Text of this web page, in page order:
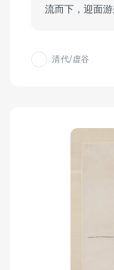
流而下，迎面游
清代/虚谷